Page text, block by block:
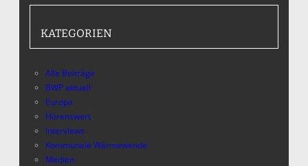
KATEGORIEN
Alle Beiträge
BWP aktuell
Europa
Hörenswert
Interviews
Kommunale Wärmewende
Medien